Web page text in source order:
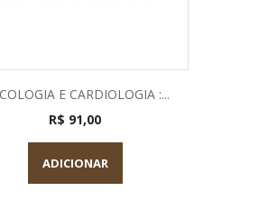
E CARDIOLOGIA :...
R$ 91,00
ADICIONAR